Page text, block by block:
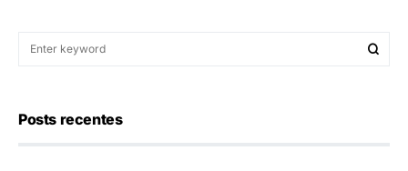
Posts recentes